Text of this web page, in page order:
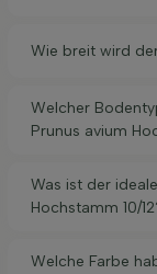
Wie breit wird
Welcher
Prunus avium
Was ist der
Hochstamm 10/
Welche Farbe